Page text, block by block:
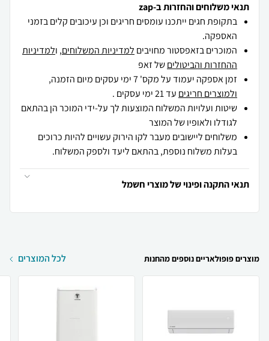
תנאי משלוחים והחזרות ב-zap
בתקופת חגים ייתכנו עומסים חריגים וכן עיכובים קלים בזמני
האספקה.
המוכרים בזאפסטור מחויבים למדיניות המשלוחים, ולמדיניות
ההחזרות והביטוליםשל זאפ
זמן אספקה יעמוד על מקס' 7 ימי עסקים מיום הזמנה,
ולמוצרים חריגים עד 21 ימי עסקים .
שיטות ועלויות המשלוח המוצעות לך על-ידי המוכר הן בהתאם
לגודלו ולאופיו של המוצר
משלוחים ליישובים מעבר לקו הירוק עשויים להיות כרוכים
בעלות משלוח נוספת, בהתאם ליעד ולספק המשלוח.
תנאי התקנה ופינוי של מוצרי חשמל
מוצרים פופולאריים נוספים מהחנות לכל המוצרים